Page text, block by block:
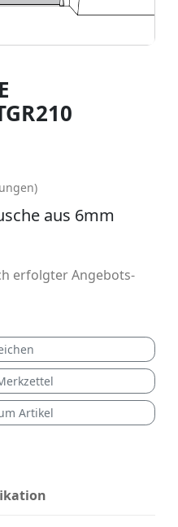
aus 6mm
erfolgter Angebots-
Artikel